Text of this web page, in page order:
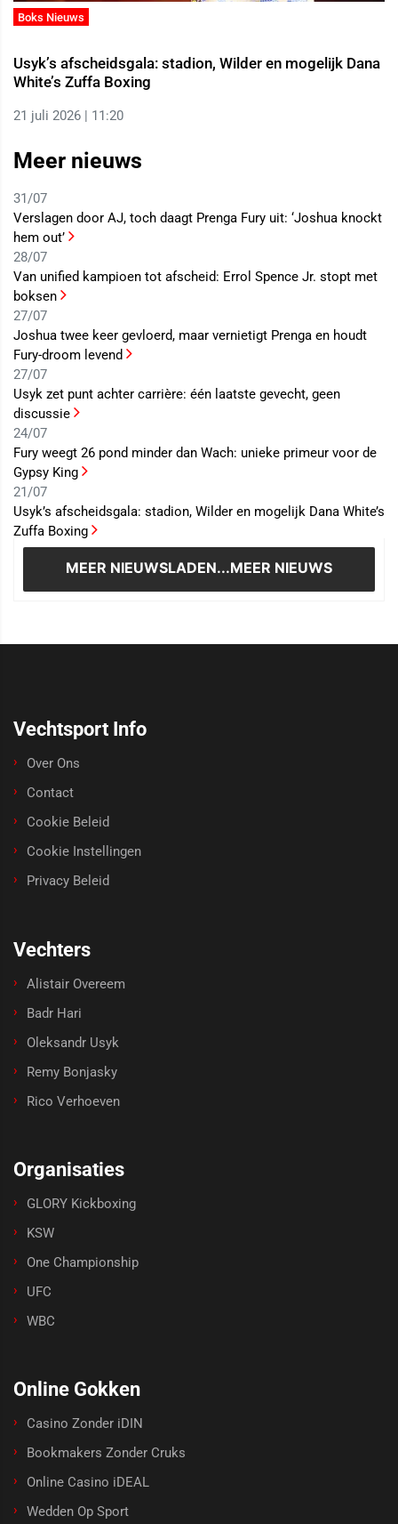
Boks Nieuws
Usyk’s afscheidsgala: stadion, Wilder en mogelijk Dana
White’s Zuffa Boxing
21 juli 2026 | 11:20
Meer nieuws
31/07
Verslagen door AJ, toch daagt Prenga Fury uit: ‘Joshua knockt
hem out’
28/07
Van unified kampioen tot afscheid: Errol Spence Jr. stopt met
boksen
27/07
Joshua twee keer gevloerd, maar vernietigt Prenga en houdt
Fury-droom levend
27/07
Usyk zet punt achter carrière: één laatste gevecht, geen
discussie
24/07
Fury weegt 26 pond minder dan Wach: unieke primeur voor de
Gypsy King
21/07
Usyk’s afscheidsgala: stadion, Wilder en mogelijk Dana White’s
Zuffa Boxing
MEER NIEUWSLADEN...MEER NIEUWS
Vechtsport Info
Over Ons
Contact
Cookie Beleid
Cookie Instellingen
Privacy Beleid
Vechters
Alistair Overeem
Badr Hari
Oleksandr Usyk
Remy Bonjasky
Rico Verhoeven
Organisaties
GLORY Kickboxing
KSW
One Championship
UFC
WBC
Online Gokken
Casino Zonder iDIN
Bookmakers Zonder Cruks
Online Casino iDEAL
Wedden Op Sport